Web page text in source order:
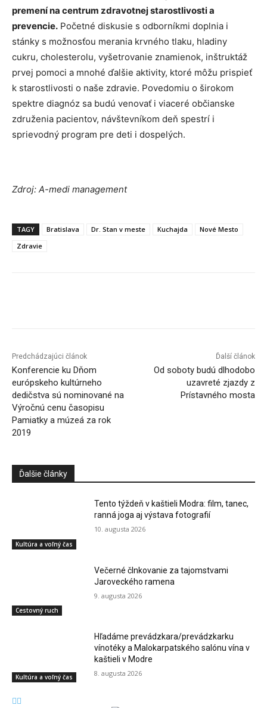
premení na centrum zdravotnej starostlivosti a
prevencie. Početné diskusie s odborníkmi doplnia i
stánky s možnosťou merania krvného tlaku, hladiny
cukru, cholesterolu, vyšetrovanie znamienok, inštruktáž
prvej pomoci a mnohé ďalšie aktivity, ktoré môžu prispieť
k starostlivosti o naše zdravie. Povedomiu o širokom
spektre diagnóz sa budú venovať i viaceré občianske
združenia pacientov, návštevníkom deň spestrí i
sprievodný program pre deti i dospelých.
Zdroj: A-medi management
TAGY Bratislava Dr. Stan v meste Kuchajda
Nové Mesto
Zdravie
Predchádzajúci článok
Konferencie ku Dňom
európskeho kultúrneho
dedičstva sú nominované na
Výročnú cenu časopisu
Pamiatky a múzeá za rok
2019
Ďalší článok
Od soboty budú dlhodobo
uzavreté zjazdy z
Prístavného mosta
Ďalšie články
Kultúra a voľný čas
Tento týždeň v kaštieli Modra: film, tanec,
ranná joga aj výstava fotografií
10. augusta 2026
Cestovný ruch
Večerné člnkovanie za tajomstvami
Jaroveckého ramena
9. augusta 2026
Kultúra a voľný čas
Hľadáme prevádzkara/prevádzkarku
vínotéky a Malokarpatského salónu vína v
kaštieli v Modre
8. augusta 2026